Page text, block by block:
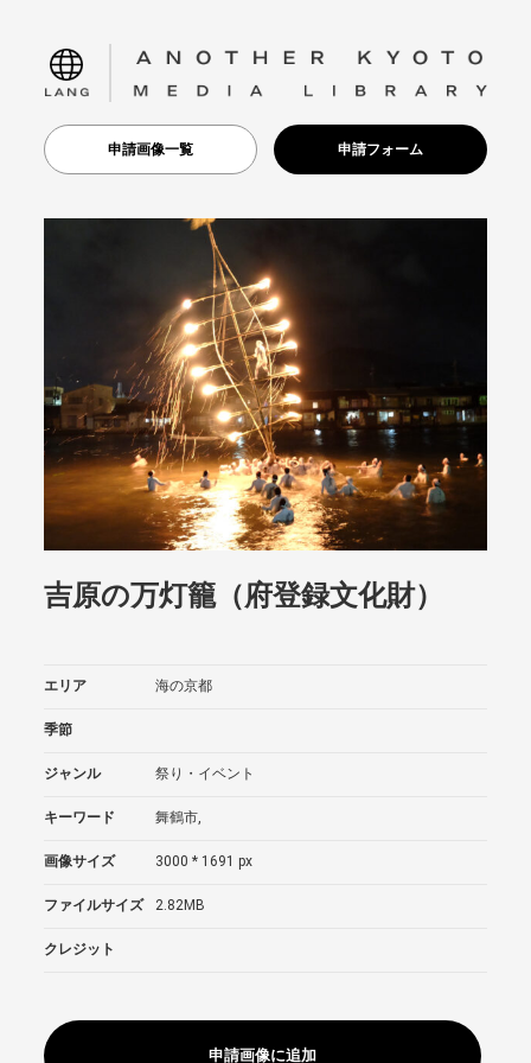
language
申請画像一覧 申請フォーム
吉原の万灯籠（府登録文化財）
エリア 海の京都
季節
ジャンル 祭り・イベント
キーワード 舞鶴市,
画像サイズ 3000 * 1691 px
ファイルサイズ 2.82MB
クレジット
申請画像に追加